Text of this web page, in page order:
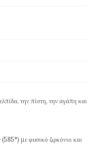
την πίστη, την αγάπη και
με φυσικό ζιρκόνιο και